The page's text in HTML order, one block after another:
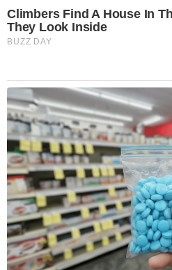
Climbers Find A House In
They Look Inside
BUZZ DAY